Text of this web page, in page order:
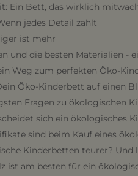
Ein Bett, das wirklich
jedes Detail zählt
ist mehr
und die besten Materialien -
Weg zum perfekten Öko-
Öko-Kinderbett auf einen
Fragen zu ökologischen
sich ein ökologisches
sind beim Kauf eines
Kinderbetten teurer?
ist am besten für ein